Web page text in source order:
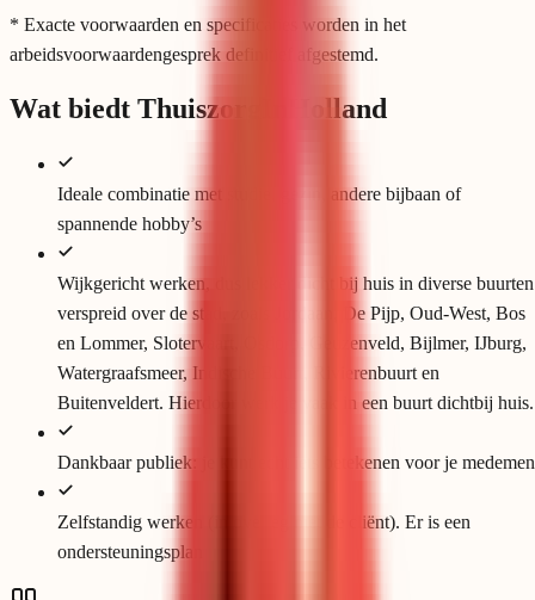
* Exacte voorwaarden en specificaties worden in het
arbeidsvoorwaardengesprek definitief afgestemd.
Wat biedt ThuiszorgInHolland
Ideale combinatie met studie, gezin, andere bijbaan of
spannende hobby’s
Wijkgericht werken, dus lekker dicht bij huis in diverse buurten
verspreid over de stad, zoals Jordaan, De Pijp, Oud-West, Bos
en Lommer, Slotervaart, Osdorp, Geuzenveld, Bijlmer, IJburg,
Watergraafsmeer, Indische Buurt, Rivierenbuurt en
Buitenveldert. Hierdoor werk je vaak in een buurt dichtbij huis.
Dankbaar publiek: je kunt echt iets betekenen voor je
Zelfstandig werken (in overleg met de cliënt). Er is een
ondersteuningsplan